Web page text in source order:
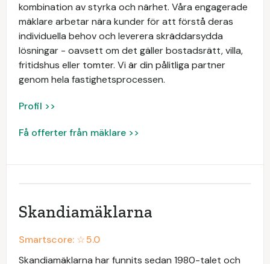
kombination av styrka och närhet. Våra engagerade
mäklare arbetar nära kunder för att förstå deras
individuella behov och leverera skräddarsydda
lösningar - oavsett om det gäller bostadsrätt, villa,
fritidshus eller tomter. Vi är din pålitliga partner
genom hela fastighetsprocessen.
Profil >>
Få offerter från mäklare >>
Skandiamäklarna
Smartscore: ☆5.0
Skandiamäklarna har funnits sedan 1980-talet och